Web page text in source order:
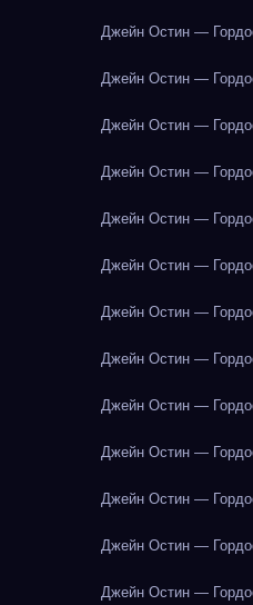
Джейн Остин —
Джейн Остин —
Джейн Остин —
Джейн Остин —
Джейн Остин —
Джейн Остин —
Джейн Остин —
Джейн Остин —
Джейн Остин —
Джейн Остин —
Джейн Остин —
Джейн Остин —
Джейн Остин —